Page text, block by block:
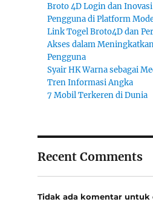
Broto 4D Login dan Inovasi
Pengguna di Platform
Link Togel Broto4D dan
Akses dalam
Pengguna
Syair HK Warna sebagai
Tren Informasi Angka
7 Mobil Terkeren di Dunia
Recent Comments
Tidak ada komentar untuk